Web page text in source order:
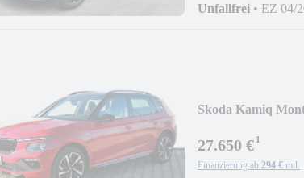
Unfallfrei • EZ 04/
Skoda Kamiq
27.650 €¹
Finanzierung ab 294 € mtl.